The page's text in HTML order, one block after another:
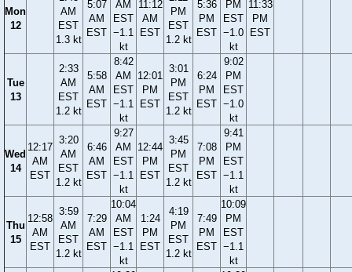
Mon
12
AM
EST
1.3 kt
5:07
AM
EST
AM
EST
−1.1
kt
11:12
AM
EST
PM
EST
1.2 kt
5:36
PM
EST
PM
EST
−1.0
kt
11:33
PM
EST
Tue
13
2:33
AM
EST
1.2 kt
5:58
AM
EST
8:42
AM
EST
−1.1
kt
12:01
PM
EST
3:01
PM
EST
1.2 kt
6:24
PM
EST
9:02
PM
EST
−1.0
kt
Wed
14
12:17
AM
EST
3:20
AM
EST
1.2 kt
6:46
AM
EST
9:27
AM
EST
−1.1
kt
12:44
PM
EST
3:45
PM
EST
1.2 kt
7:08
PM
EST
9:41
PM
EST
−1.1
kt
Thu
15
12:58
AM
EST
3:59
AM
EST
1.2 kt
7:29
AM
EST
10:04
AM
EST
−1.1
kt
1:24
PM
EST
4:19
PM
EST
1.2 kt
7:49
PM
EST
10:09
PM
EST
−1.1
kt